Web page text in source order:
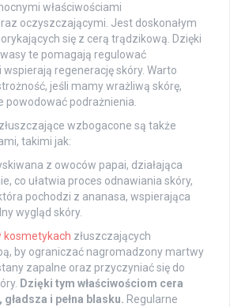
właściwościami
oczyszczającymi. Jest doskonałym
się z cerą trądzikową. Dzięki
te pomagają regulować
regenerację skóry. Warto
jeśli mamy wrażliwą skórę,
powodować podrażnienia.
wzbogacone są także
takimi jak:
z owoców papai, działająca
co ułatwia proces odnawiania skóry,
pochodzi z ananasa, wspierająca
wygląd skóry.
kosmetykach złuszczających
by ograniczać nagromadzony martwy
zapalne oraz przyczyniać się do
Dzięki tym właściwościom cera
i pełna blasku. Regularne